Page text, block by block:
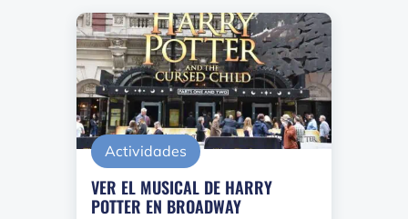
Actividades
VER EL MUSICAL DE HARRY
POTTER EN BROADWAY